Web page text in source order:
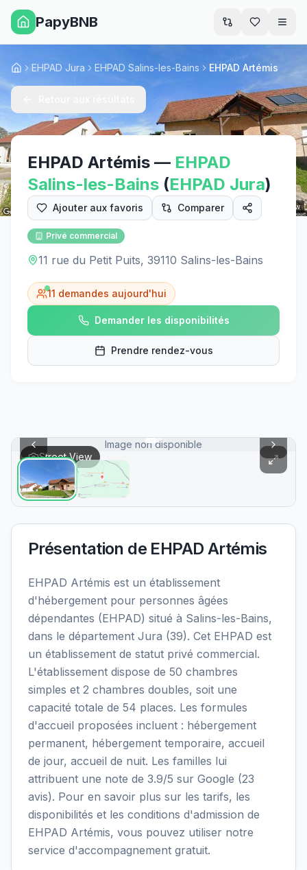
PapyBNB
Street View
AccueilEHPAD Jura EHPAD Salins-les-Bains EHPAD Artémis
EHPAD Artémis — EHPAD
Salins-les-Bains (EHPAD Jura)
Ajouter aux favoris Comparer
Privé commercial
11 rue du Petit Puits, 39110 Salins-les-Bains
11 demandes aujourd'hui
Demander les disponibilités
Prendre rendez-vous
Image non disponible
Street View
Présentation de EHPAD Artémis
EHPAD Artémis est un établissement
d'hébergement pour personnes âgées
dépendantes (EHPAD) situé à Salins-les-Bains,
dans le département Jura (39). Cet EHPAD est
un établissement de statut privé commercial.
L'établissement dispose de 50 chambres
simples et 2 chambres doubles, soit une
capacité totale de 54 places. Les formules
d'accueil proposées incluent : hébergement
permanent, hébergement temporaire, accueil
de jour, accueil de nuit. Les familles lui
attribuent une note de 3.9/5 sur Google (23
avis). Pour en savoir plus sur les tarifs, les
disponibilités et les conditions d'admission de
EHPAD Artémis, vous pouvez utiliser notre
service d'accompagnement gratuit.